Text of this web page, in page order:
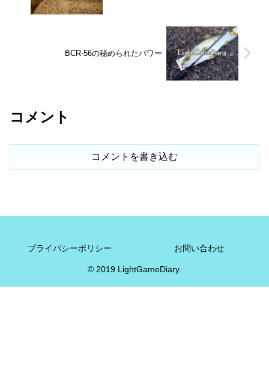
BCR-56の秘められたパワー
コメント
コメントを書き込む
プライバシーポリシー お問い合わせ
© 2019 LightGameDiary.